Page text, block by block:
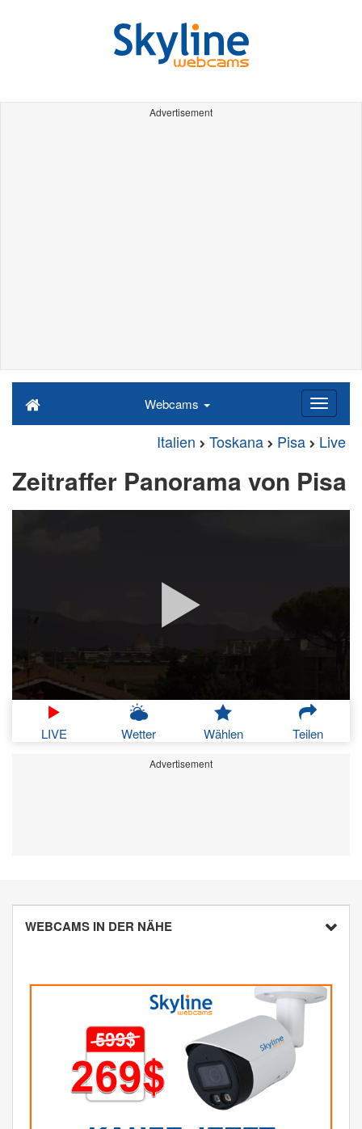
Advertisement
Webcams
Italien Toskana Pisa Live
Zeitraffer Panorama von Pisa
LIVE Wetter Wählen Teilen
Advertisement
WEBCAMS IN DER NÄHE